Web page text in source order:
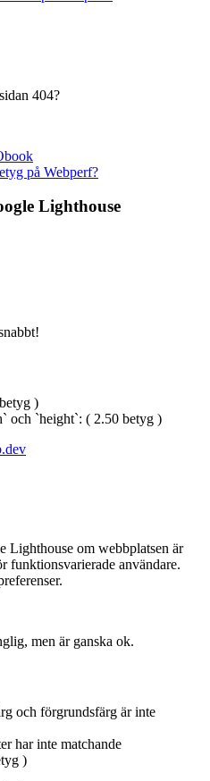
404?
på Webperf?
Lighthouse
)
och `height`: ( 2.50 betyg )
Lighthouse om webbplatsen är
funktionsvarierade användare.
men är ganska ok.
och förgrundsfärg är inte
har inte matchande
)